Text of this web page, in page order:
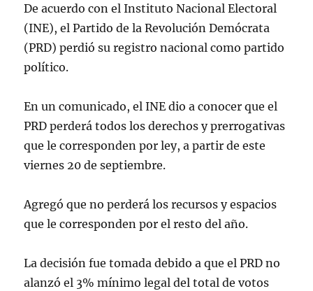
De acuerdo con el Instituto Nacional Electoral
(INE), el Partido de la Revolución Demócrata
(PRD) perdió su registro nacional como partido
político.
En un comunicado, el INE dio a conocer que el
PRD perderá todos los derechos y prerrogativas
que le corresponden por ley, a partir de este
viernes 20 de septiembre.
Agregó que no perderá los recursos y espacios
que le corresponden por el resto del año.
La decisión fue tomada debido a que el PRD no
alanzó el 3% mínimo legal del total de votos